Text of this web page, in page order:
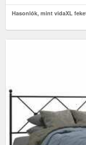
Hasonlók, mint vidaXL